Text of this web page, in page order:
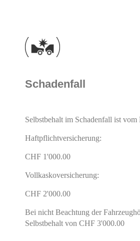
Schadenfall
Selbstbehalt im Schadenfall ist vom
Haftpflichtversicherung:
CHF 1'000.00
Vollkaskoversicherung:
CHF 2'000.00
Bei nicht Beachtung der
Selbstbehalt von CHF 3'000.00